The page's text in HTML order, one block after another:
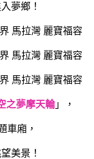
夢鄉！
之夢摩天輪」，
車廂，
美景！